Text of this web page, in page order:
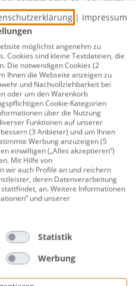
Hubhöhe 9-16 mm
spielerisch kleine
Hubhöhe ist von 9-16 mm
individuelle
WÄCHTER KG |
Wetter, Deutschland |
THM 68 SB
| Impressum
möglichst angenehm zu
Cookies sind kleine Textdateien, die
Die notwendigen Cookies (2
Ihnen die Webseite anzeigen zu
und Nachvollziehbarkeit bei
oder um den Warenkorb
Cookie-Kategorien
über die Nutzung
Funktionen auf unserer
(3 Anbieter) und um Ihnen
Werbung anzuzeigen (5
einwilligen („Alles akzeptieren“)
Mit Hilfe von
wir auch Profile an und reichern
deren Datenverarbeitung
an. Weitere Informationen
und unserer
Statistik
Werbung